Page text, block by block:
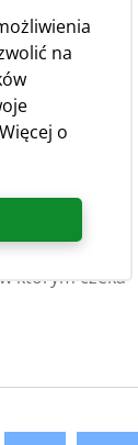
spotkania
w Parku
na
którym czeka
na
o